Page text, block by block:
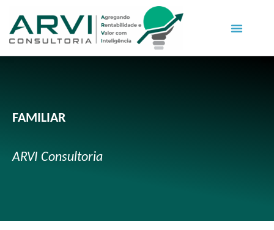
FAMILIAR
ARVI Consultoria